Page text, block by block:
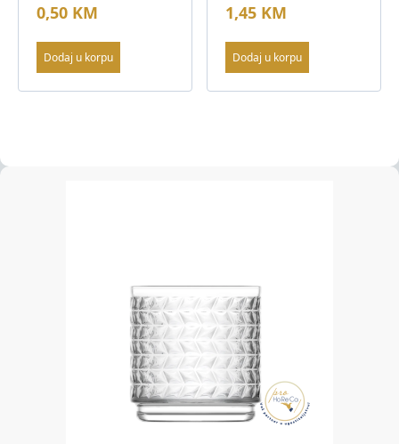
0,50 KM
Dodaj u korpu
1,45 KM
Dodaj u korpu